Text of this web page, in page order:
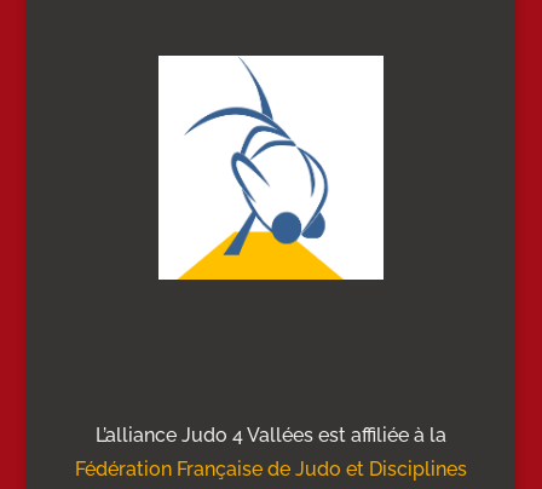
L’alliance Judo 4 Vallées est affiliée à la
Fédération Française de Judo et Disciplines